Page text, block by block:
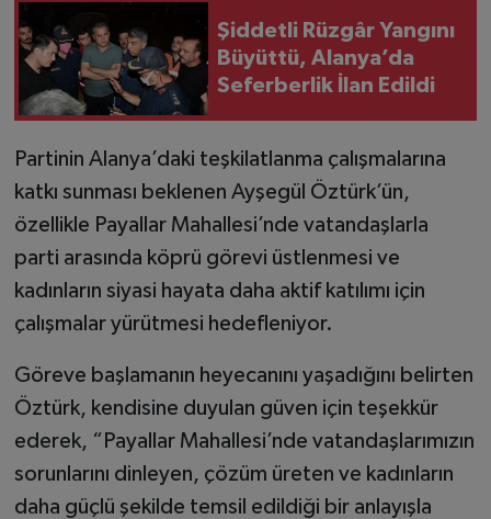
Şiddetli Rüzgâr Yangını
Büyüttü, Alanya’da
Seferberlik İlan Edildi
Partinin Alanya’daki teşkilatlanma çalışmalarına
katkı sunması beklenen Ayşegül Öztürk’ün,
özellikle Payallar Mahallesi’nde vatandaşlarla
parti arasında köprü görevi üstlenmesi ve
kadınların siyasi hayata daha aktif katılımı için
çalışmalar yürütmesi hedefleniyor.
Göreve başlamanın heyecanını yaşadığını belirten
Öztürk, kendisine duyulan güven için teşekkür
ederek, “Payallar Mahallesi’nde vatandaşlarımızın
sorunlarını dinleyen, çözüm üreten ve kadınların
daha güçlü şekilde temsil edildiği bir anlayışla